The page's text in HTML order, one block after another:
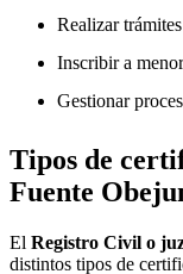
Realizar
Inscribir a
Gestionar
Tipos de
Fuente
El Registro Civil o
distintos tipos de